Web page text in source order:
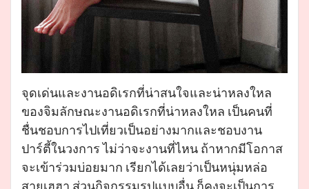
จุดเด่นและงานอดิเรกที่น่าสนใจและน่าหลงใหล
ของจิมลักษณะงานอดิเรกที่น่าหลงใหล เป็นคนที่
ชื่นชอบการไปเที่ยวเป็นอย่างมากและชอบงาน
ปาร์ตี้ในวงการ ไม่ว่าจะงานที่ไหน ถ้าหากมีโอกาส
จะเข้าร่วมบ่อยมาก เรียกได้เลยว่าเป็นหนุ่มหล่อ